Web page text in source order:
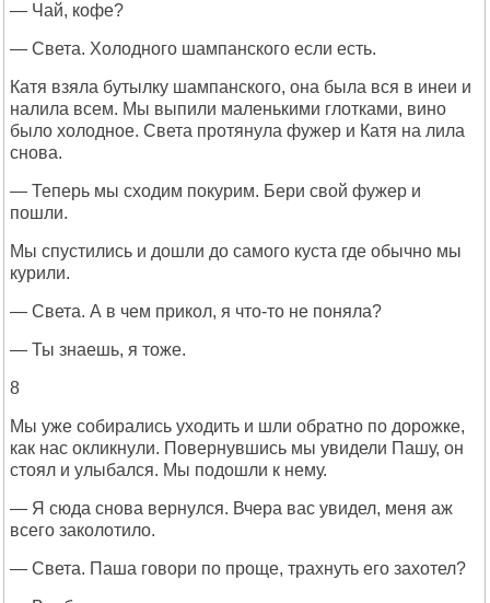
— Чай, кофе?
— Света. Холодного шампанского если есть.
Катя взяла бутылку шампанского, она была вся в инеи и
налила всем. Мы выпили маленькими глотками, вино
было холодное. Света протянула фужер и Катя на лила
снова.
— Теперь мы сходим покурим. Бери свой фужер и
пошли.
Мы спустились и дошли до самого куста где обычно мы
курили.
— Света. А в чем прикол, я что-то не поняла?
— Ты знаешь, я тоже.
8
Мы уже собирались уходить и шли обратно по дорожке,
как нас окликнули. Повернувшись мы увидели Пашу, он
стоял и улыбался. Мы подошли к нему.
— Я сюда снова вернулся. Вчера вас увидел, меня аж
всего заколотило.
— Света. Паша говори по проще, трахнуть его захотел?